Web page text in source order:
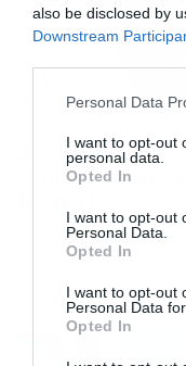
also be disclosed by
Downstream
Please note that this
not limited to your
grant or deny
use your data for
consent section.
Personal Data
I want to opt-out
personal data.
Opted In
I want to opt-out
Personal Data.
Opted In
I want to opt-out
Personal Data
Opted In
Σοκαριστική
χτυπάει
Να γιατί δεν
χωρίς να τσεκάρετε
στιγμές κατέγραψε
τεράστιας